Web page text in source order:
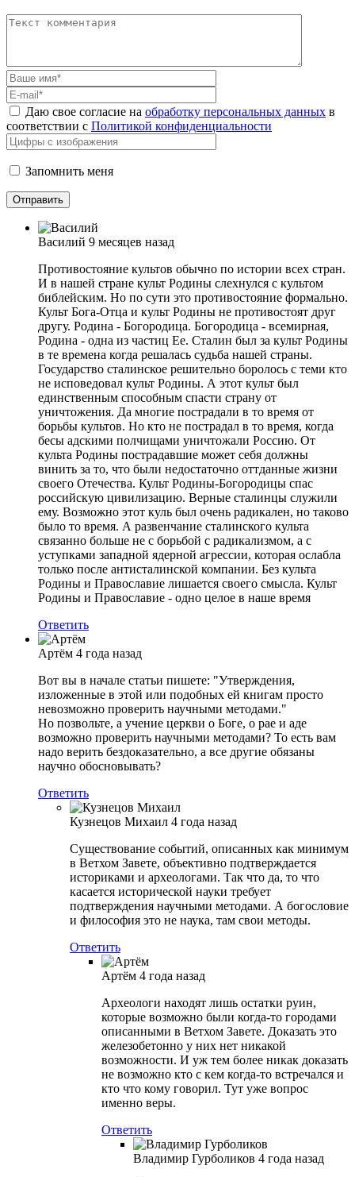
Даю свое согласие на обработку персональных данных в
соответствии с Политикой конфиденциальности
Запомнить меня
Василий 9 месяцев назад
Противостояние культов обычно по истории всех стран.
И в нашей стране культ Родины слехнулся с культом
библейским. Но по сути это противостояние формально.
Культ Бога-Отца и культ Родины не противостоят друг
другу. Родина - Богородица. Богородица - всемирная,
Родина - одна из частиц Ее. Сталин был за культ Родины
в те времена когда решалась судьба нашей страны.
Государство сталинское решительно боролось с теми кто
не исповедовал культ Родины. А этот культ был
единственным способным спасти страну от
уничтожения. Да многие пострадали в то время от
борьбы культов. Но кто не пострадал в то время, когда
бесы адскими полчищами уничтожали Россию. От
культа Родины пострадавшие может себя должны
винить за то, что были недостаточно оттданные жизни
своего Отечества. Культ Родины-Богородицы спас
российскую цивилизацию. Верные сталинцы служили
ему. Возможно этот куль был очень радикален, но таково
было то время. А развенчание сталинского культа
связанно больше не с борьбой с радикализмом, а с
уступками западной ядерной агрессии, которая ослабла
только после антисталинской компании. Без культа
Родины и Православие лишается своего смысла. Культ
Родины и Православие - одно целое в наше время
Ответить
Артëм 4 года назад
Вот вы в начале статьи пишете: "Утверждения,
изложенные в этой или подобных ей книгам просто
невозможно проверить научными методами."
Но позвольте, а учение церкви о Боге, о рае и аде
возможно проверить научными методами? То есть вам
надо верить бездоказательно, а все другие обязаны
научно обосновывать?
Ответить
Кузнецов Михаил 4 года назад
Существование событий, описанных как минимум
в Ветхом Завете, объективно подтверждается
историками и археологами. Так что да, то что
касается исторической науки требует
подтверждения научными методами. А богословие
и философия это не наука, там свои методы.
Ответить
Артём 4 года назад
Археологи находят лишь остатки руин,
которые возможно были когда-то городами
описанными в Ветхом Завете. Доказать это
железобетонно у них нет никакой
возможности. И уж тем более никак доказать
не возможно кто с кем когда-то встречался и
кто что кому говорил. Тут уже вопрос
именно веры.
Ответить
Владимир Гурболиков 4 года назад